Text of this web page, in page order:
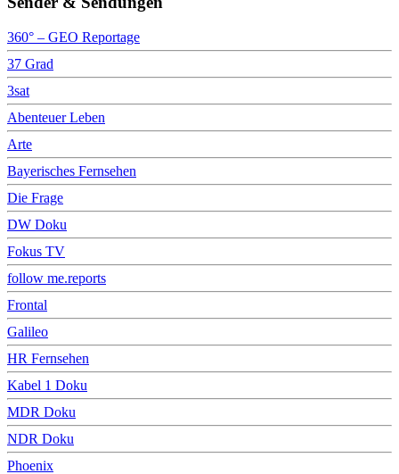
360° – GEO Reportage
37 Grad
3sat
Abenteuer Leben
Arte
Bayerisches Fernsehen
Die Frage
DW Doku
Fokus TV
follow me.reports
Frontal
Galileo
HR Fernsehen
Kabel 1 Doku
MDR Doku
NDR Doku
Phoenix